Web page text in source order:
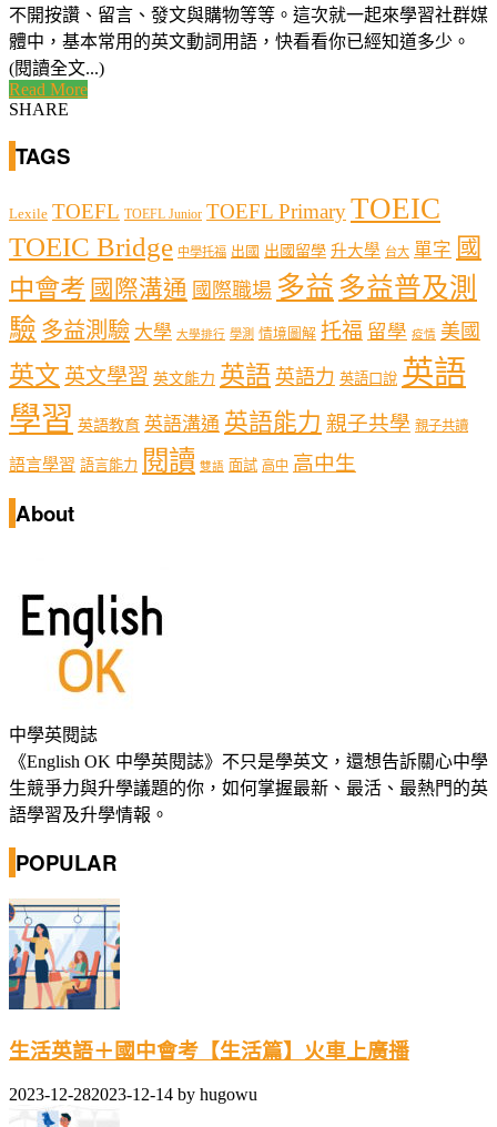
不開按讚、留言、發文與購物等等。這次就一起來學習社群媒
體中，基本常用的英文動詞用語，快看看你已經知道多少。
(閱讀全文...)
Read More
SHARE
TAGS
Lexile TOEFL TOEFL Junior TOEFL PrimaryTOEIC
TOEIC Bridge 中學托福 出國 出國留學 升大學 台大 單字 國
中會考 國際溝通 國際職場 多益 多益普及測
驗 多益測驗 大學 大學排行 學測 情境圖解 托福 留學 疫情 美國
英文 英文學習 英文能力 英語 英語力 英語口說 英語
學習 英語教育 英語溝通 英語能力 親子共學 親子共讀
語言學習 語言能力 閱讀 雙語 面試 高中 高中生
About
中學英閱誌
《English OK 中學英閱誌》不只是學英文，還想告訴關心中學
生競爭力與升學議題的你，如何掌握最新、最活、最熱門的英
語學習及升學情報。
POPULAR
生活英語＋國中會考【生活篇】火車上廣播
2023-12-282023-12-14 by hugowu